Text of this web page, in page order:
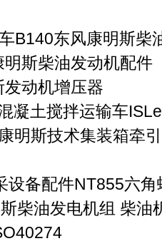
B140东风康明斯柴
斯柴油发动机配件
动机增压器
凝土搅拌运输车
明斯技术集装箱牵
设备配件NT855六
柴油发电机组 柴油